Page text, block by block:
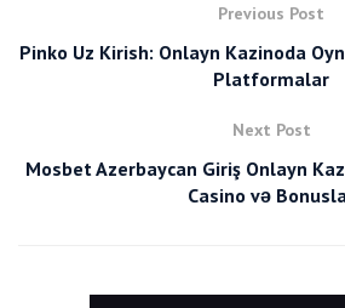
Previous Post
Pinko Uz Kirish: Onlayn Kazinoda
Platformalar
Next Post
Mosbet Azerbaycan Giriş Onlayn
Casino və